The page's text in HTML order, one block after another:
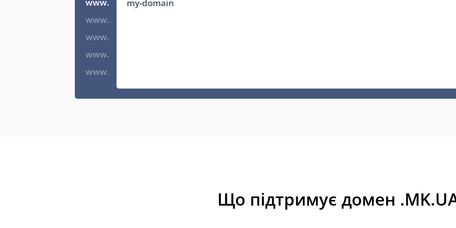
www.
www.
www.
www.
Що підтримує домен